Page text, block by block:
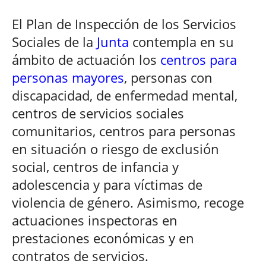
El Plan de Inspección de los Servicios
Sociales de la Junta contempla en su
ámbito de actuación los centros para
personas mayores, personas con
discapacidad, de enfermedad mental,
centros de servicios sociales
comunitarios, centros para personas
en situación o riesgo de exclusión
social, centros de infancia y
adolescencia y para víctimas de
violencia de género. Asimismo, recoge
actuaciones inspectoras en
prestaciones económicas y en
contratos de servicios.